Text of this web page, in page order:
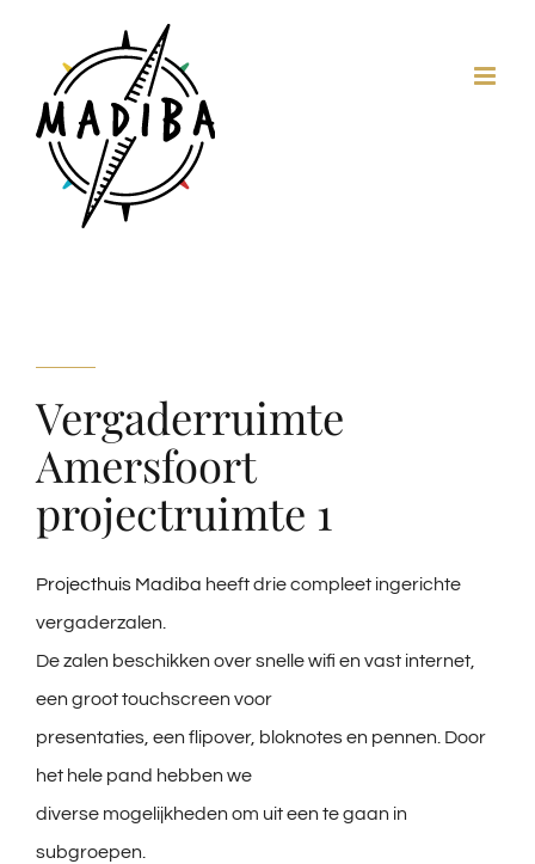
inhoud
Vergaderruimte
Amersfoort
projectruimte 1
Projecthuis Madiba heeft drie compleet ingerichte
vergaderzalen.
De zalen beschikken over snelle wifi en vast internet,
een groot touchscreen voor
presentaties, een flipover, bloknotes en pennen. Door
het hele pand hebben we
diverse mogelijkheden om uit een te gaan in
subgroepen.